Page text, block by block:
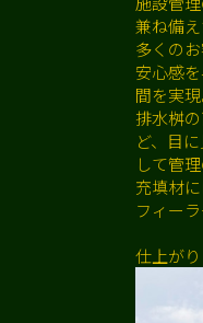
兼ね備
多くの
安心感
間を実現
排水桝
ど、目
して管
充填材
フィー
仕上がり